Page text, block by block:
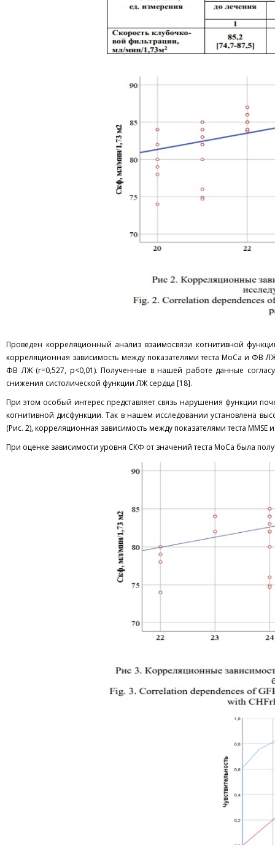
Проведен корреляционный анализ взаимосвязи когнитивной
корреляционная зависимость между показателями теста МоСа и ФВ
ФВ ЛЖ (r=0,527, p<0,01). Полученные в нашей работе данные
снижения систолической функции ЛЖ сердца [18].
При этом особый интерес представляет связь нарушения функции
когнитивной дисфункции. Так в нашем исследовании установлена
(Рис. 2), корреляционная зависимость между показателями теста MMSE
При оценке зависимости уровня СКФ от значений теста МоСа была